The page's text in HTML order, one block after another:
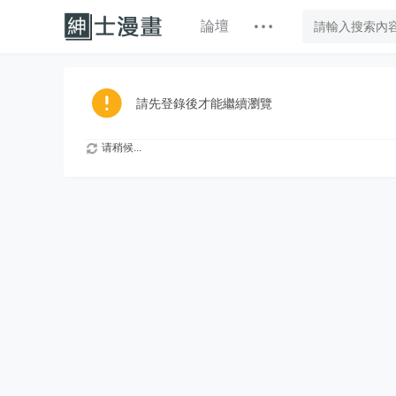
論壇
請先登錄後才能繼續瀏覽
请稍候...